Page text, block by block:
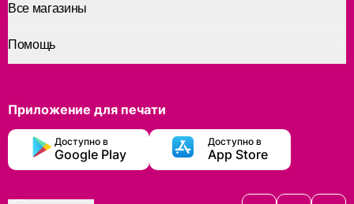
Помощь
Все магазины
Приложение для печати
Доступно в
Google Play
Доступно в
App Store